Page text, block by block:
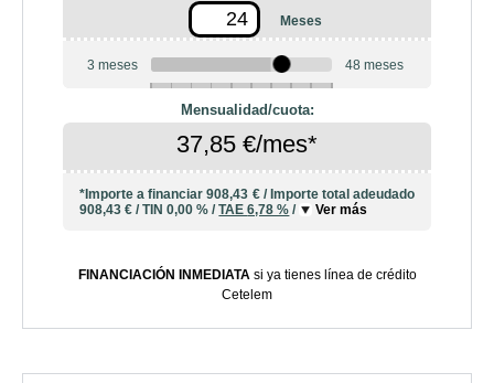
Meses
3 meses 48 meses
Mensualidad/cuota:
37,85 €/mes*
*Importe a financiar908,43 € /Importe total adeudado
908,43 € /TIN0,00 % /TAE6,78 % / Ver más
FINANCIACIÓN INMEDIATAsi ya tienes línea de crédito
Cetelem